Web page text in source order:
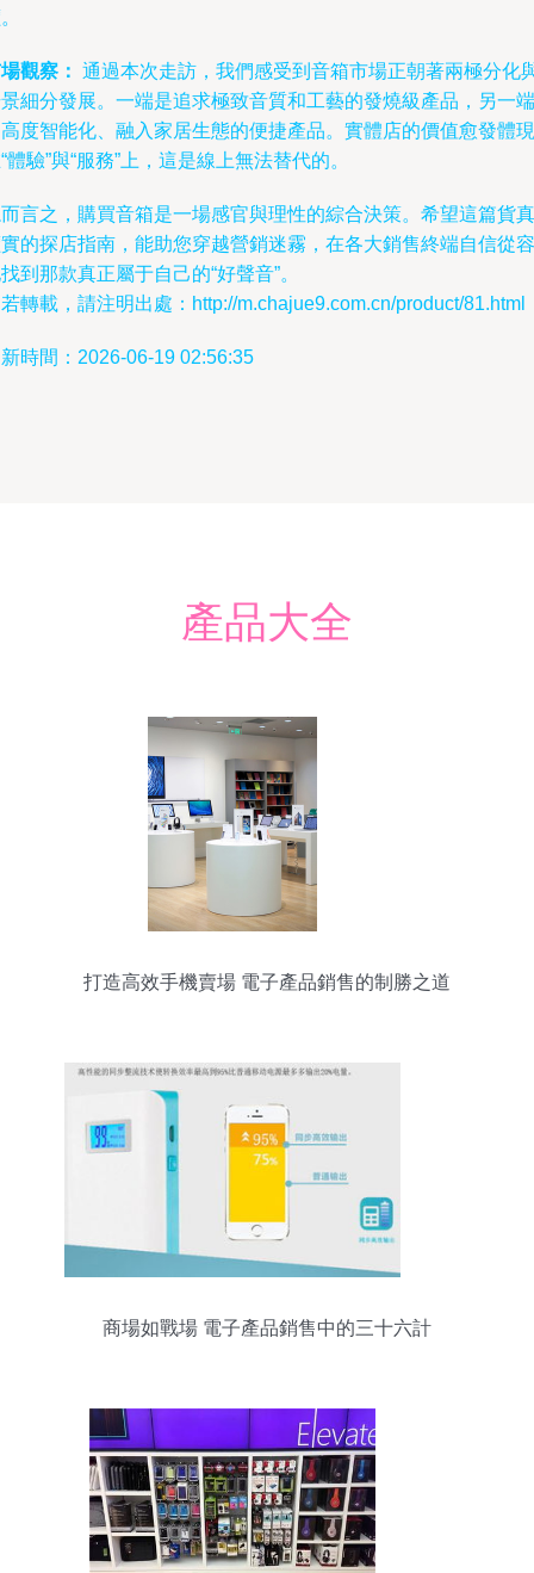
觀察： 通過本次走訪，我們感受到音箱市場正朝著兩極分化
細分發展。一端是追求極致音質和工藝的發燒級產品，另一端
度智能化、融入家居生態的便捷產品。實體店的價值愈發體現
體驗”與“服務”上，這是線上無法替代的。
言之，購買音箱是一場感官與理性的綜合決策。希望這篇貨真
的探店指南，能助您穿越營銷迷霧，在各大銷售終端自信從容
到那款真正屬于自己的“好聲音”。
轉載，請注明出處：http://m.chajue9.com.cn/product/81.html
時間：2026-06-19 02:56:35
產品大全
打造高效手機賣場 電子產品銷售的制勝之道
商場如戰場 電子產品銷售中的三十六計